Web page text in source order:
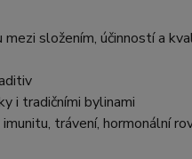
složením, účinností a
i tradičními bylinami
trávení, hormonální